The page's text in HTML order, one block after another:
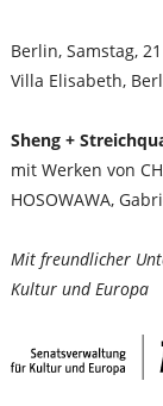
Berlin, Samstag,
Villa Elisabeth,
Sheng +
mit Werken von
HOSOWAWA,
Mit freundlicher
Kultur und Europa